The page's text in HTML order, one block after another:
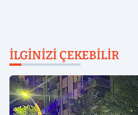
İLGINIZI ÇEKEBILIR